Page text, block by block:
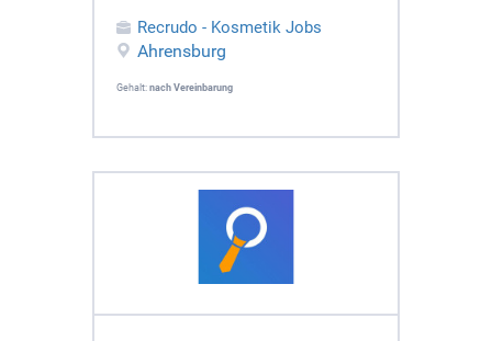
Recrudo - Kosmetik Jobs
Ahrensburg
Gehalt: nach Vereinbarung